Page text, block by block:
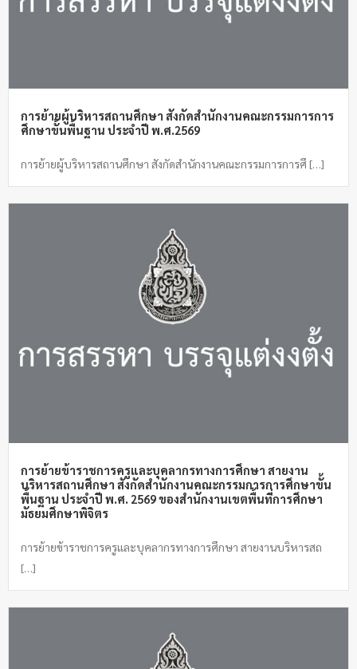
การย้ายผู้บริหารสถานศึกษา สังกัดสำนักงานคณะกรรมการการ
ศึกษาขั้นพื้นฐาน ประจำปี พ.ศ.2569
การย้ายผู้บริหารสถานศึกษา สังกัดสำนักงานคณะกรรมการการศึ […]
การย้ายข้าราชการครูและบุคลากรทางการศึกษา สายงาน
บริหารสถานศึกษา สังกัดสำนักงานคณะกรรมการการศึกษาขั้น
พื้นฐาน ประจำปี พ.ศ. 2569 ของสำนักงานเขตพื้นที่การศึกษา
มัธยมศึกษาพิจิตร
การย้ายข้าราชการครูและบุคลากรทางการศึกษา สายงานบริหารสถ
[…]